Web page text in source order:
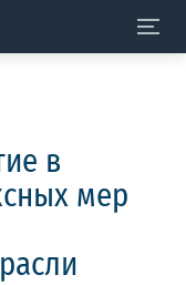
в
мер